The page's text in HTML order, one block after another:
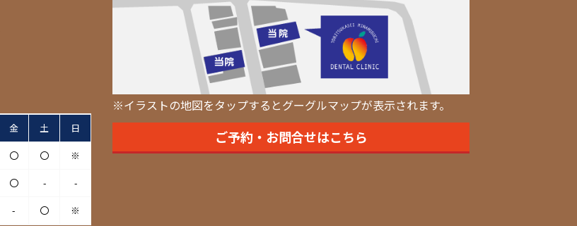
金 土 日
〇 〇 ※
〇 - -
- 〇 ※
※イラストの地図をタップするとグーグルマップが表示されます。
ご予約・お問合せはこちら